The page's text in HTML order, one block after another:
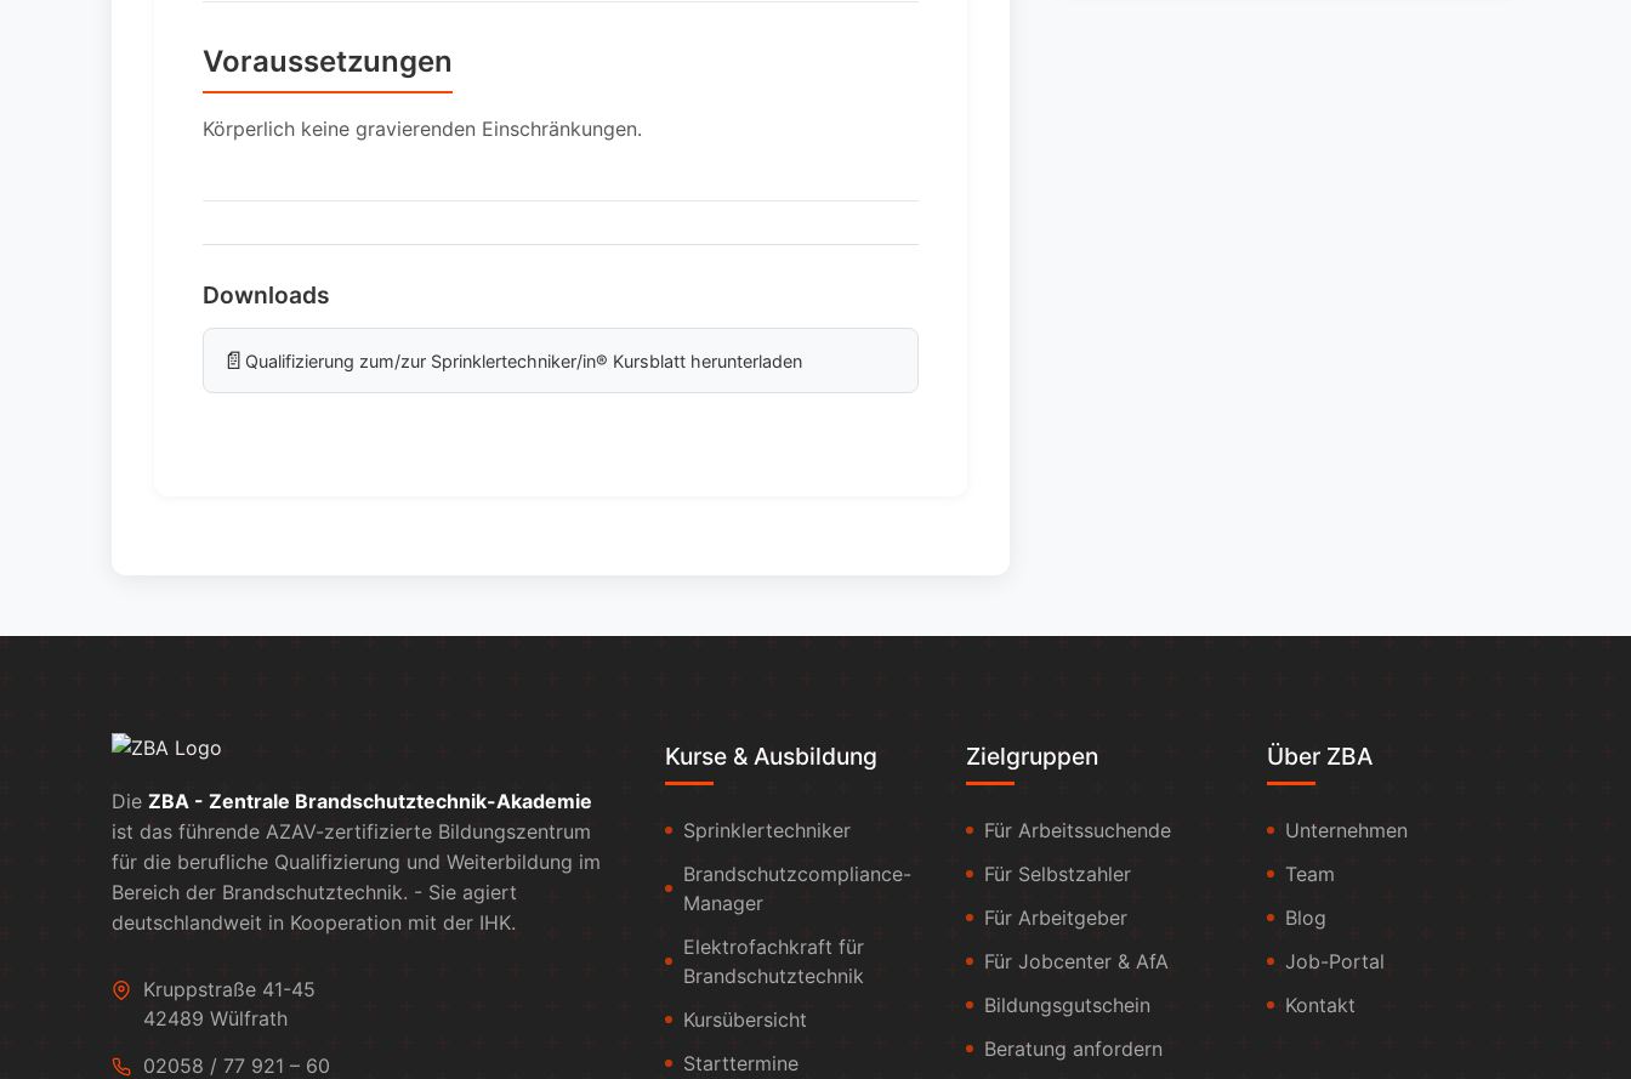
Voraussetzungen
Körperlich keine gravierenden Einschränkungen.
Downloads
📄 Qualifizierung zum/zur Sprinklertechniker/in® Kursblatt herunterladen
Die ZBA - Zentrale Brandschutztechnik-Akademie
ist das führende AZAV-zertifizierte Bildungszentrum
für die berufliche Qualifizierung und Weiterbildung im
Bereich der Brandschutztechnik. - Sie agiert
deutschlandweit in Kooperation mit der IHK.
Kruppstraße 41-45
42489 Wülfrath
02058 / 77 921 – 60
Kurse & Ausbildung
Sprinklertechniker
Brandschutzcompliance-
Manager
Elektrofachkraft für
Brandschutztechnik
Kursübersicht
Starttermine
Zielgruppen
Für Arbeitssuchende
Für Selbstzahler
Für Arbeitgeber
Für Jobcenter & AfA
Bildungsgutschein
Beratung anfordern
Über ZBA
Unternehmen
Team
Blog
Job-Portal
Kontakt